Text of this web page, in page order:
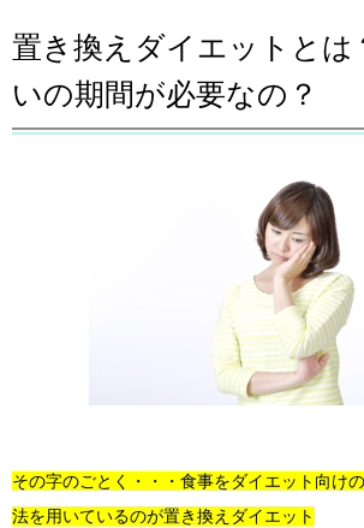
置き換えダイエットとは
いの期間が必要なの？
その字のごとく・・・食事をダイエット向け
法を用いているのが置き換えダイエット